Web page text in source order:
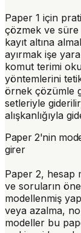
Paper 1 için
çözmek ve süre
kayıt altına
ayırmak işe
komut terimi
yöntemlerini
örnek çözümle
setleriyle
alışkanlığıyla
Paper 2'nin
girer
Paper 2, hesap
ve soruların
modellenmiş
veya azalma,
modeller bu